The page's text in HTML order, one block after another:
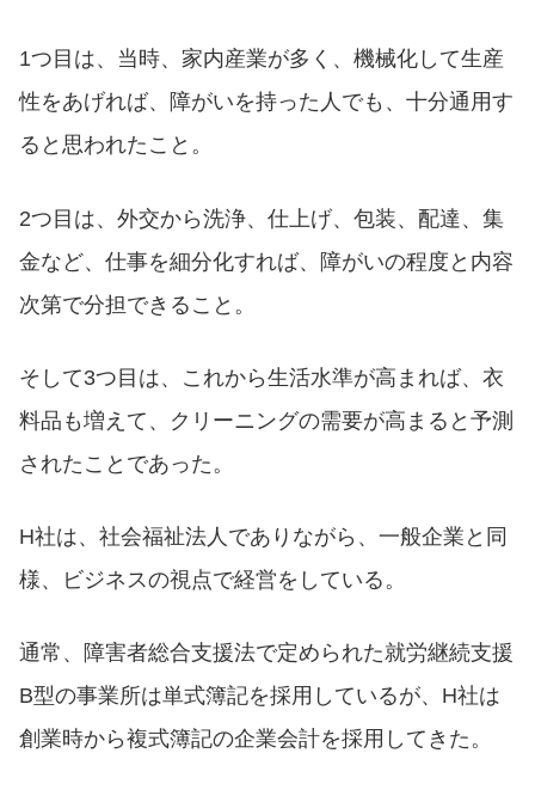
1つ目は、当時、家内産業が多く、機械化して生産
性をあげれば、障がいを持った人でも、十分通用す
ると思われたこと。
2つ目は、外交から洗浄、仕上げ、包装、配達、集
金など、仕事を細分化すれば、障がいの程度と内容
次第で分担できること。
そして3つ目は、これから生活水準が高まれば、衣
料品も増えて、クリーニングの需要が高まると予測
されたことであった。
H社は、社会福祉法人でありながら、一般企業と同
様、ビジネスの視点で経営をしている。
通常、障害者総合支援法で定められた就労継続支援
B型の事業所は単式簿記を採用しているが、H社は
創業時から複式簿記の企業会計を採用してきた。